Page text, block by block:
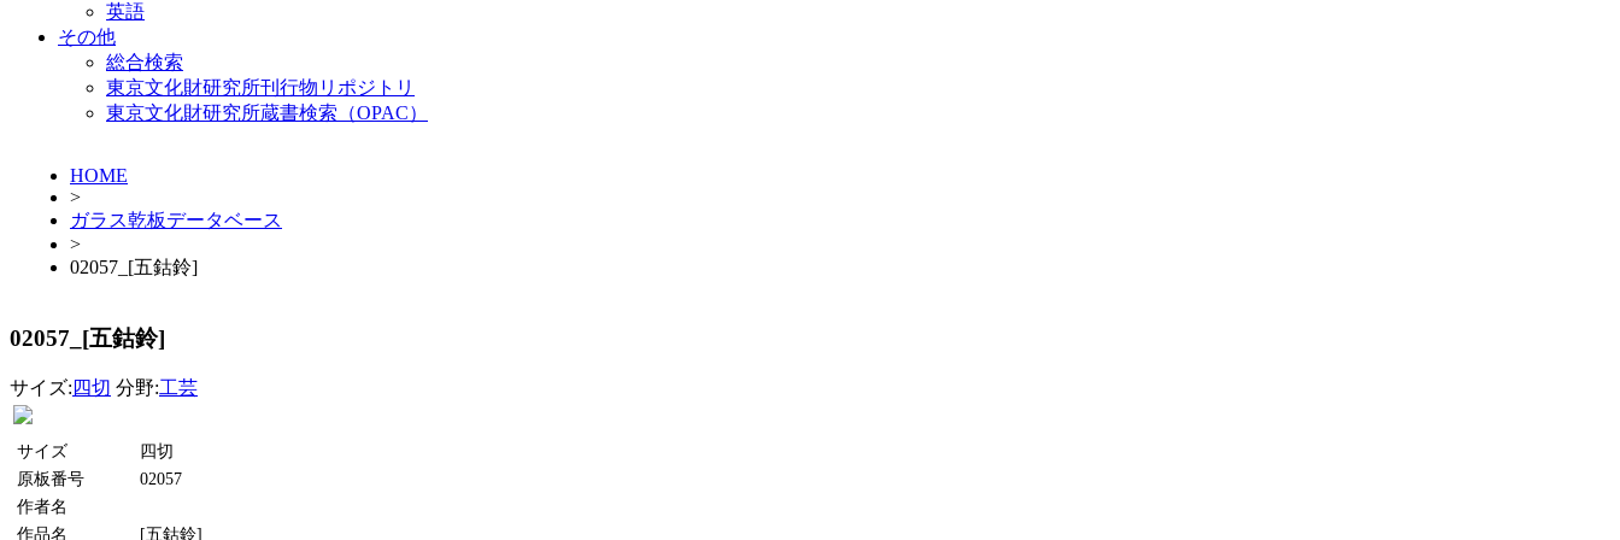
英語
その他
総合検索
東京文化財研究所刊行物リポジトリ
東京文化財研究所蔵書検索（OPAC）
HOME
>
ガラス乾板データベース
>
02057_[五鈷鈴]
02057_[五鈷鈴]
サイズ: 四切 分野:工芸
サイズ
四切
原板番号
02057
作者名
作品名
[五鈷鈴]